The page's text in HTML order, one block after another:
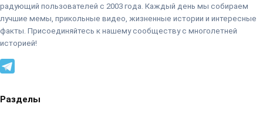
радующий пользователей с 2003 года. Каждый день мы собираем
лучшие мемы, прикольные видео, жизненные истории и интересные
факты. Присоединяйтесь к нашему сообществу с многолетней
историей!
Разделы